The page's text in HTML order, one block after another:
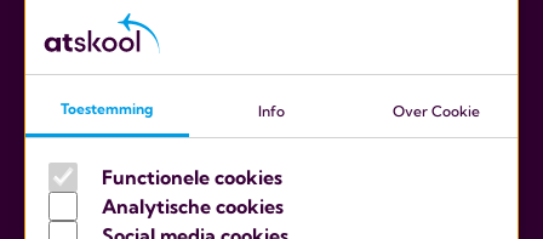
Kosten
Scholen
Toestemming Info Over Cookie
Functionele cookies
Analytische cookies